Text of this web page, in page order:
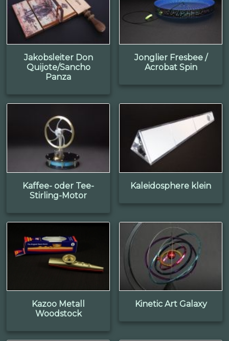
Jakobsleiter Don
Quijote/Sancho
Panza
Jonglier Fresbee /
Acrobat Spin
Kaffee- oder Tee-
Stirling-Motor
Kaleidosphere klein
Kazoo Metall
Woodstock
Kinetic Art Galaxy